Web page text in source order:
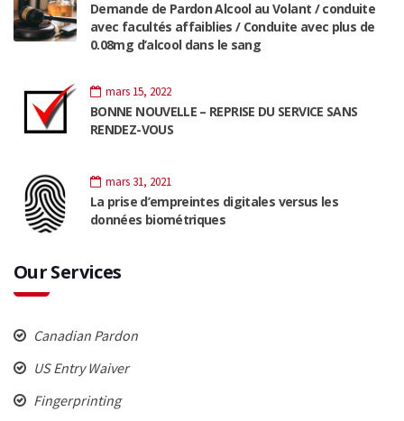
Demande de Pardon Alcool au Volant / conduite
avec facultés affaiblies / Conduite avec plus de
0.08mg d’alcool dans le sang
mars 15, 2022
BONNE NOUVELLE – REPRISE DU SERVICE SANS
RENDEZ-VOUS
mars 31, 2021
La prise d’empreintes digitales versus les
données biométriques
Our Services
Canadian Pardon
US Entry Waiver
Fingerprinting